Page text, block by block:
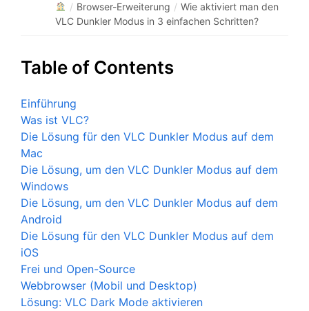
/ Browser-Erweiterung / Wie aktiviert man den
VLC Dunkler Modus in 3 einfachen Schritten?
Table of Contents
Einführung
Was ist VLC?
Die Lösung für den VLC Dunkler Modus auf dem
Mac
Die Lösung, um den VLC Dunkler Modus auf dem
Windows
Die Lösung, um den VLC Dunkler Modus auf dem
Android
Die Lösung für den VLC Dunkler Modus auf dem
iOS
Frei und Open-Source
Webbrowser (Mobil und Desktop)
Lösung: VLC Dark Mode aktivieren